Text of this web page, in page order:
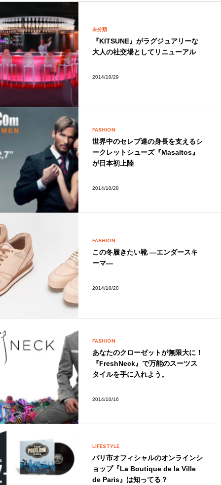
未分類
『KITSUNE』がラグジュアリーな
大人の社交場としてリニューアル
2014/10/29
FASHION
世界中のセレブ達の身長を支えるシ
ークレットシューズ『Masaltos』
が日本初上陸
2014/10/28
FASHION
この冬履きたい靴 ―エンダースキ
ーマ―
2014/10/20
FASHION
あなたのクローゼットが無限大に！
『FreshNeck』で万能のスーツス
タイルを手に入れよう。
2014/10/16
LIFESTYLE
パリ市オフィシャルのオンラインシ
ョップ『La Boutique de la Ville
de Paris』は知ってる？